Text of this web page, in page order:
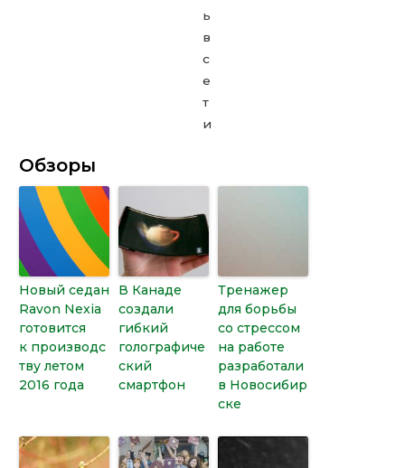
Обзоры
Новый седан
Ravon Nexia
готовится
к производс
тву летом
2016 года
В Канаде
создали
гибкий
голографиче
ский
смартфон
Тренажер
для борьбы
со стрессом
на работе
разработали
в Новосибир
ске